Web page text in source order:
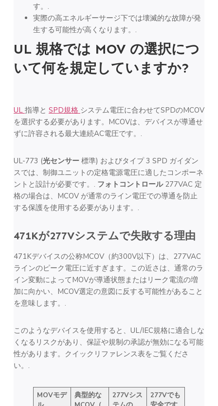
す。.
実際の高エネルギーサージ下では壊滅的な故障が発
生する可能性が高くなります。.
UL 規格では MOV の選択につ
いて何を規定していますか?
UL 指導と SPD規格 システム電圧に合わせてSPDのMCOV
を選択する必要があります。MCOVは、デバイスが導通せ
ずに許容される最大連続AC電圧です。.
UL-773 (光センサー 標準) およびタイプ 3 SPD ガイダン
スでは、制御ユニットの定格電源電圧に適したコンポーネ
ントと設計が必要です。. フォトコントロール 277VAC 定
格の場合は、MCOV が通常のライン電圧での導通を防止
する保護を使用する必要があります。.
471Kが277Vシステムで失敗する理由
471Kデバイスの公称MCOV（約300V以下）は、277VAC
ラインのピーク電圧に近すぎます。この近さは、通常のラ
イン変動によってMOVが導通状態またはリーク電流の増
加に向かい、MCOV選定の意図に反する可能性があること
を意味します。.
このようなデバイスを使用すると、UL/IEC規格に適合しな
くなるリスクがあり、保証や規制の承認が無効になる可能
性があります。クイックリファレンス表をご覧くださ
い。.
MOVモデ
典型的な
277Vシス
277Vでも